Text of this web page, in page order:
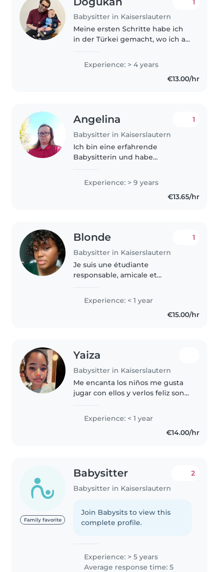
Babysitter in Kaiserslautern
Meine ersten Schritte habe ich
in der Türkei gemacht, wo ich an
kinderorientierten
Bildungsprojekten teilnahm.
Experience: > 4 years
€13.00/hr
Angelina
Babysitter in Kaiserslautern
1
Ich bin eine erfahrende
Babysitterin und habe
selbst Mama bin von einer
Prinzessin und habe auch auf
meine Cousine und Cousin
Experience: > 9 years
€13.65/hr
Blonde
Babysitter in Kaiserslautern
1
Je suis une étudiante
responsable, amicale et
garder vos enfants à votre
domicile. J'ai de l'expérience
Experience: < 1 year
€15.00/hr
Yaiza
Babysitter in Kaiserslautern
Me encanta los niños me gusta
jugar con ellos y verlos feliz son
Experience: < 1 year
€14.00/hr
Family favorite
Babysitter
Babysitter in Kaiserslautern
2
Join Babysits to view this
complete profile.
Experience: > 5 years
Average response time: 5